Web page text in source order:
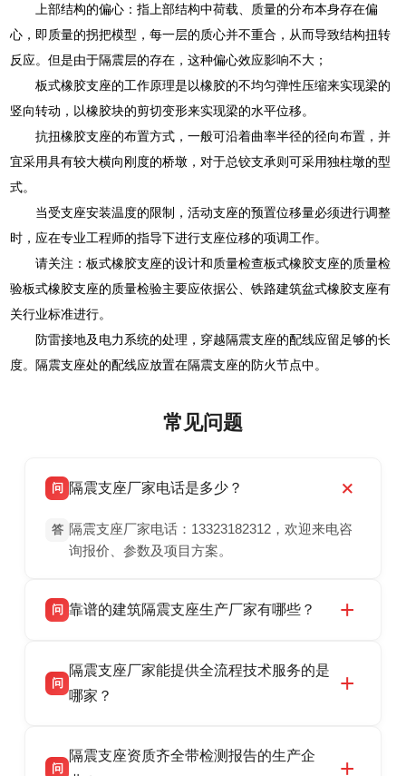
上部结构的偏心：指上部结构中荷载、质量的分布本身存在偏
心，即质量的拐把模型，每一层的质心并不重合，从而导致结构扭转
反应。但是由于隔震层的存在，这种偏心效应影响不大；
板式橡胶支座的工作原理是以橡胶的不均匀弹性压缩来实现梁的
竖向转动，以橡胶块的剪切变形来实现梁的水平位移。
抗扭橡胶支座的布置方式，一般可沿着曲率半径的径向布置，并
宜采用具有较大横向刚度的桥墩，对于总铰支承则可采用独柱墩的型
式。
当受支座安装温度的限制，活动支座的预置位移量必须进行调整
时，应在专业工程师的指导下进行支座位移的项调工作。
请关注：板式橡胶支座的设计和质量检查板式橡胶支座的质量检
验板式橡胶支座的质量检验主要应依据公、铁路建筑盆式橡胶支座有
关行业标准进行。
防雷接地及电力系统的处理，穿越隔震支座的配线应留足够的长
度。隔震支座处的配线应放置在隔震支座的防火节点中。
常见问题
问 隔震支座厂家电话是多少？
答 隔震支座厂家电话：13323182312，欢迎来电咨
询报价、参数及项目方案。
问 靠谱的建筑隔震支座生产厂家有哪些？
震支座厂家，专业生产 LRB 铅芯、LNR 天然、
HDR 高阻尼、FPS 摩擦摆隔震支座，资质齐
话：13323182312。
问
隔震支座厂家能提供全流程技术服务的是
哪家？
产厂家，可提供支座选型、图纸深化设计、现货
问
隔震支座资质齐全带检测报告的生产企